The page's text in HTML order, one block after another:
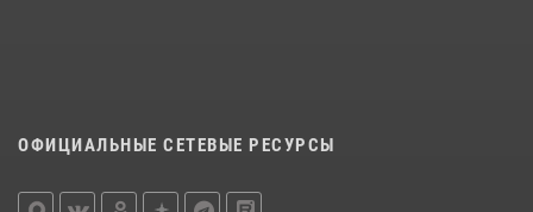
ОФИЦИАЛЬНЫЕ СЕТЕВЫЕ РЕСУРСЫ